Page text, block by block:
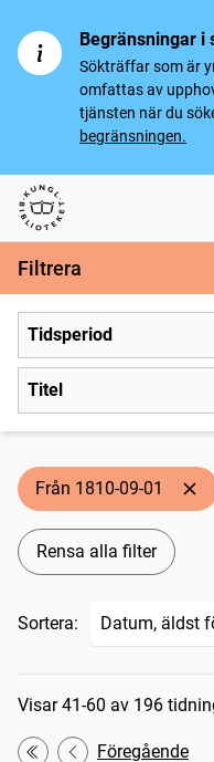
Begränsningar i
Sökträffar som är
omfattas av
tjänsten när du
begränsningen.
Svenska tidningar
Filtrera
Tidsperiod
Titel
Från 1810-09-01
Rensa alla filter
Sortera:
Visar 41-60 av 196
Föregående